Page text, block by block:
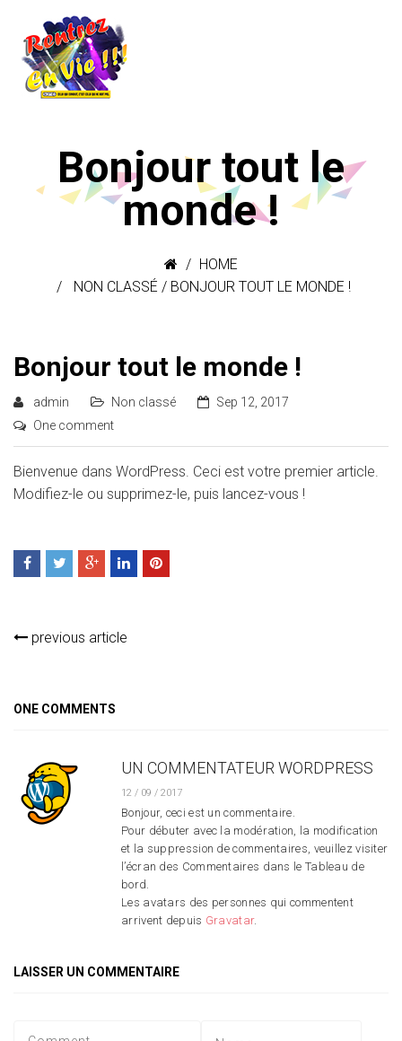
Bonjour tout le
monde !
HOME
NON CLASSÉ /BONJOUR TOUT LE MONDE !
Bonjour tout le monde !
admin Non classé
Sep 12, 2017
One comment
Bienvenue dans WordPress. Ceci est votre premier article.
Modifiez-le ou supprimez-le, puis lancez-vous !
previous article
ONE COMMENTS
UN COMMENTATEUR WORDPRESS
12 / 09 / 2017
Bonjour, ceci est un commentaire.
Pour débuter avec la modération, la modification
et la suppression de commentaires, veuillez visiter
l’écran des Commentaires dans le Tableau de
bord.
Les avatars des personnes qui commentent
arrivent depuis Gravatar.
LAISSER UN COMMENTAIRE